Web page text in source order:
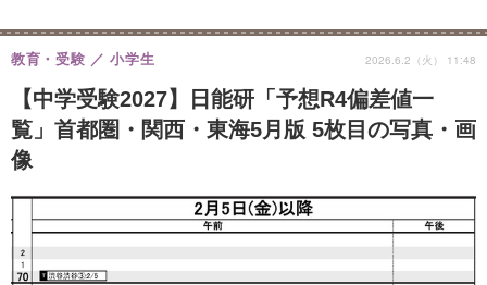
【中学受験2027】日能研「予想R4偏差値一
覧」首都圏・関西・東海5月版 5枚目の写真・画
像
教育・受験 小学生 2026.6.2（火） 11:48